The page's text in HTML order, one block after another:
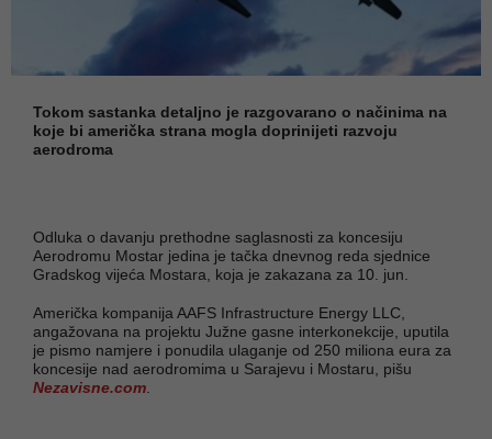
Tokom sastanka detaljno je razgovarano o načinima na
koje bi američka strana mogla doprinijeti razvoju
aerodroma
Odluka o davanju prethodne saglasnosti za koncesiju
Aerodromu Mostar jedina je tačka dnevnog reda sjednice
Gradskog vijeća Mostara, koja je zakazana za 10. jun.
Američka kompanija AAFS Infrastructure Energy LLC,
angažovana na projektu Južne gasne interkonekcije, uputila
je pismo namjere i ponudila ulaganje od 250 miliona eura za
koncesije nad aerodromima u Sarajevu i Mostaru, pišu
Nezavisne.com